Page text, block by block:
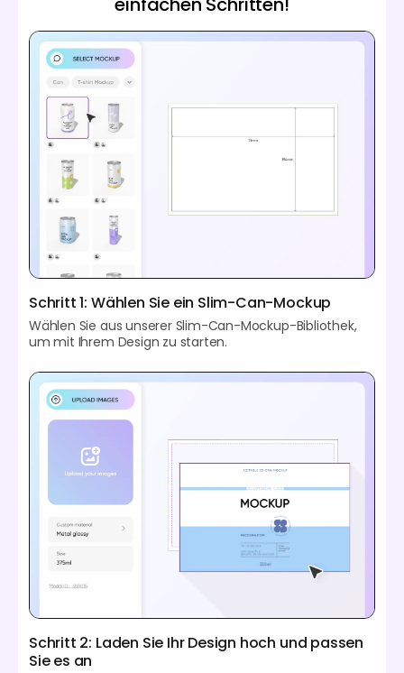
Schritt 1: Wählen Sie ein Slim-Can-Mockup
Wählen Sie aus unserer Slim-Can-Mockup-Bibliothek,
um mit Ihrem Design zu starten.
Schritt 2: Laden Sie Ihr Design hoch und passen
Sie es an